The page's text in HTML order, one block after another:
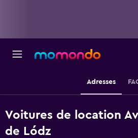
Adresses
Voitures de location
de Lódz